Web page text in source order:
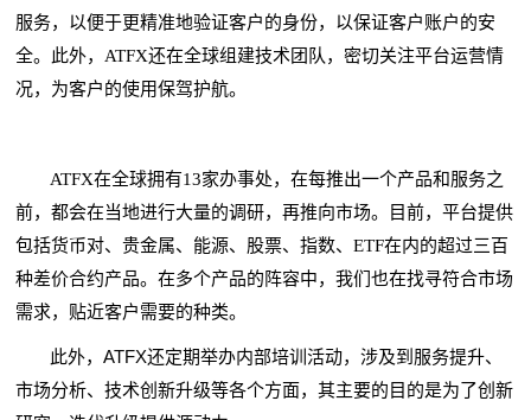
服务，以便于更精准地验证客户的身份，以保证客户账户的安
全。此外，ATFX还在全球组建技术团队，密切关注平台运营情
况，为客户的使用保驾护航。
ATFX在全球拥有13家办事处，在每推出一个产品和服务之
前，都会在当地进行大量的调研，再推向市场。目前，平台提供
包括货币对、贵金属、能源、股票、指数、ETF在内的超过三百
种差价合约产品。在多个产品的阵容中，我们也在找寻符合市场
需求，贴近客户需要的种类。
此外，ATFX还定期举办内部培训活动，涉及到服务提升、
市场分析、技术创新升级等各个方面，其主要的目的是为了创新